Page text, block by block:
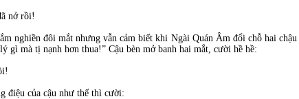
nở rồi!
nghiền đôi mắt nhưng vẫn cảm biết khi Ngài Quán Âm đổi chỗ hai
gì mà tị nạnh hơn thua!” Cậu bèn mở banh hai mắt, cười hề hề:
điệu của cậu như thế thì cười: